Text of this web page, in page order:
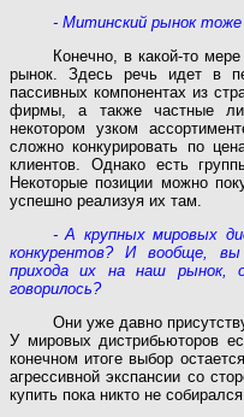
- Митинский рынок тоже
Конечно, в какой-то
рынок. Здесь речь идет в
пассивных компонентах из
фирмы, а также частные
некотором узком
сложно конкурировать по
клиентов. Однако есть
Некоторые позиции можно
успешно реализуя их там.
- А крупных мировых
конкурентов? И вообще,
прихода их на наш рынок,
говорилось?
Они уже давно
У мировых дистрибьюторов
конечном итоге выбор
агрессивной экспансии со
купить пока никто не собирался.